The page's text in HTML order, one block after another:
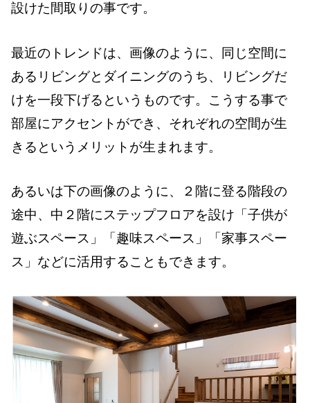
設けた間取りの事です。
最近のトレンドは、画像のように、同じ空間に
あるリビングとダイニングのうち、リビングだ
けを一段下げるというものです。こうする事で
部屋にアクセントができ、それぞれの空間が生
きるというメリットが生まれます。
あるいは下の画像のように、２階に登る階段の
途中、中２階にステップフロアを設け「子供が
遊ぶスペース」「趣味スペース」「家事スペー
ス」などに活用することもできます。